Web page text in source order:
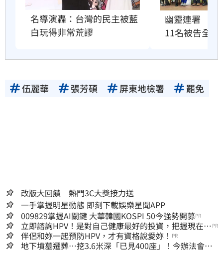
名導演轟：台灣的民主被藍
白玩得非常荒謬
幽靈連署　國
11名被告全緩
伍麗華 張芳碩 屏東地檢署 罷免
改版大回饋 熱門3C大獎接力送
一手掌握明星動態 即刻下載娛樂星聞APP
009829掌握AI關鍵 大華韓國KOSPI 50今強勢開募PR
立即諮詢HPV！是對自己健康最好的投資，把握現在不
嫌晚！
PR
伴侶和妳一起預防HPV，才有資格說愛妳！ PR
地下墳墓遷葬…挖3.6米深「已見400座」！今辦法會安